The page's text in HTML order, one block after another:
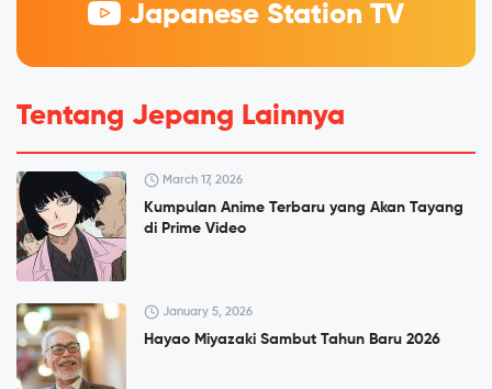
Japanese Station TV
Tentang Jepang Lainnya
March 17, 2026
Kumpulan Anime Terbaru yang Akan Tayang
di Prime Video
January 5, 2026
Hayao Miyazaki Sambut Tahun Baru 2026